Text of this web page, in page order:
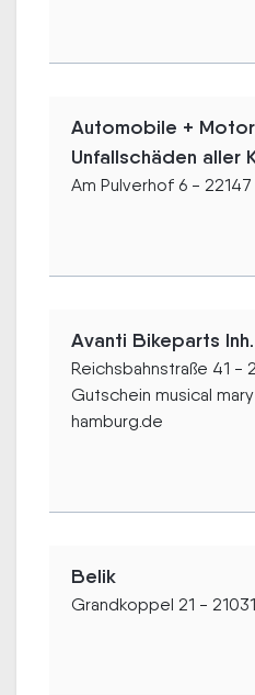
Automobile +
Unfallschäden aller
Am Pulverhof 6 - 22147
Avanti Bikeparts
Reichsbahnstraße 41 -
Gutschein musical
hamburg.de
Belik
Grandkoppel 21 -